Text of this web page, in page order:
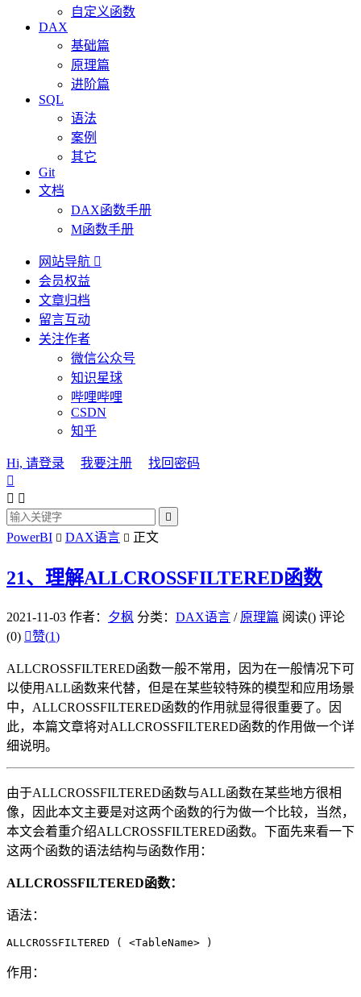
自定义函数
DAX
基础篇
原理篇
进阶篇
SQL
语法
案例
其它
Git
文档
DAX函数手册
M函数手册
网站导航 
会员权益
文章归档
留言互动
关注作者
微信公众号
知识星球
哔哩哔哩
CSDN
知乎
Hi, 请登录 我要注册
找回密码

 

PowerBI  DAX语言  正文
21、理解ALLCROSSFILTERED函数
2021-11-03 作者： 夕枫 分类： DAX语言 / 原理篇 阅读() 评论
(0) 赞(1)
ALLCROSSFILTERED函数一般不常用，因为在一般情况下可
以使用ALL函数来代替，但是在某些较特殊的模型和应用场景
中，ALLCROSSFILTERED函数的作用就显得很重要了。因
此，本篇文章将对ALLCROSSFILTERED函数的作用做一个详
细说明。
由于ALLCROSSFILTERED函数与ALL函数在某些地方很相
像，因此本文主要是对这两个函数的行为做一个比较，当然，
本文会着重介绍ALLCROSSFILTERED函数。下面先来看一下
这两个函数的语法结构与函数作用：
ALLCROSSFILTERED函数：
语法：
ALLCROSSFILTERED ( <TableName> )
作用：